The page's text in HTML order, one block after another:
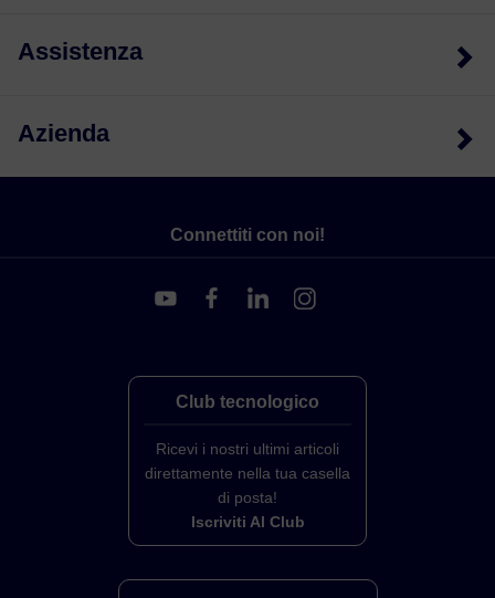
Assistenza
Azienda
Connettiti con noi!
Club tecnologico
Ricevi i nostri ultimi articoli
direttamente nella tua casella
di posta!
Iscriviti Al Club